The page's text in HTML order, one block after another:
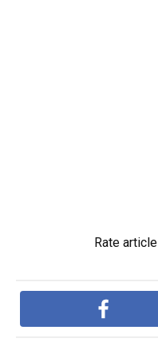
Rate article